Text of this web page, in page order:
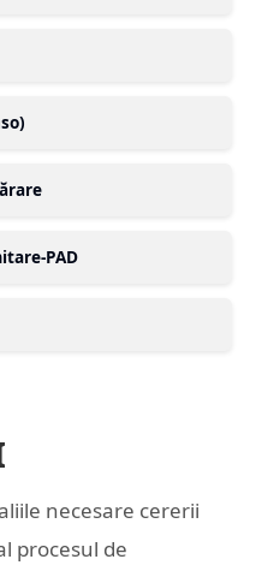
PAD
necesare cererii
procesul de